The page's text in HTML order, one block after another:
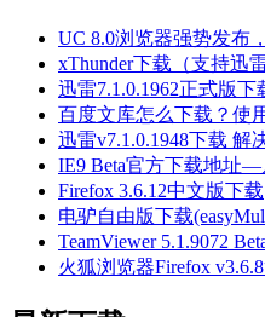
UC 8.0浏览器强势发布
xThunder下载（支持迅
迅雷7.1.0.1962正式版下
百度文库怎么下载？使
迅雷v7.1.0.1948下载 解
IE9 Beta官方下载地址—
Firefox 3.6.12中文版下载
电驴自由版下载
TeamViewer 5.1.9072
火狐浏览器Firefox